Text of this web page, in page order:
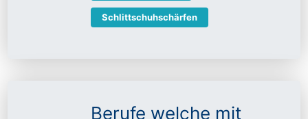
Schlittschuhschärfen
Berufe welche mit